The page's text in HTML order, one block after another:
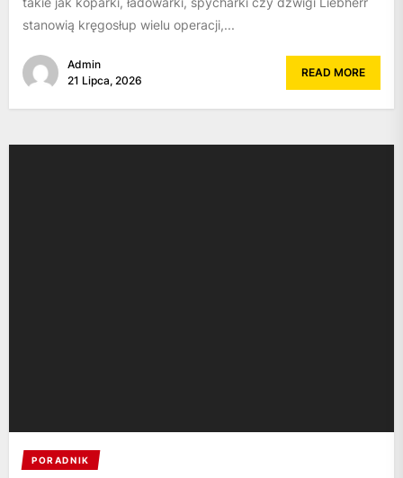
stanowią kręgosłup wielu operacji,...
Admin
21 Lipca, 2026
READ MORE
PORADNIK